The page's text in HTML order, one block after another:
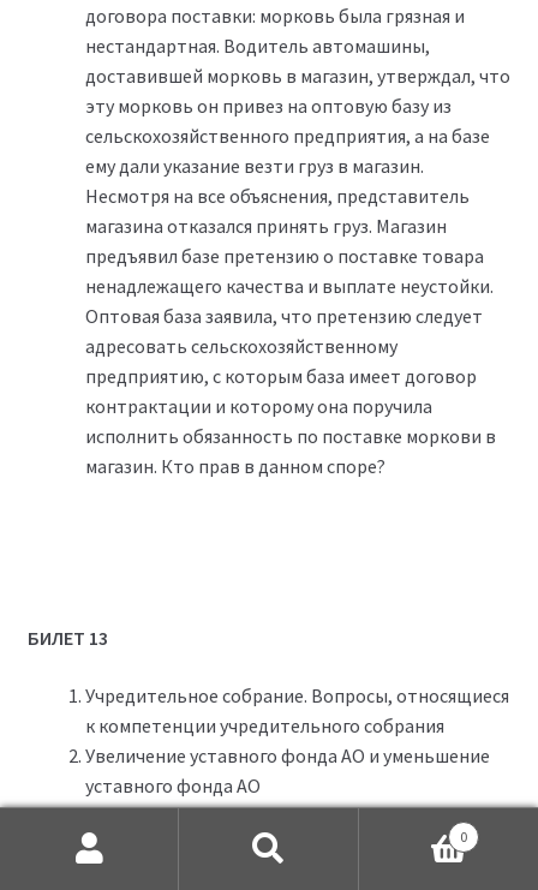
договора поставки: морковь была грязная и
нестандартная. Водитель автомашины,
доставившей морковь в магазин, утверждал, что
эту морковь он привез на оптовую базу из
сельскохозяйственного предприятия, а на базе
ему дали указание везти груз в магазин.
Несмотря на все объяснения, представитель
магазина отказался принять груз. Магазин
предъявил базе претензию о поставке товара
ненадлежащего качества и выплате неустойки.
Оптовая база заявила, что претензию следует
адресовать сельскохозяйственному
предприятию, с которым база имеет договор
контрактации и которому она поручила
исполнить обязанность по поставке моркови в
магазин. Кто прав в данном споре?
БИЛЕТ 13
Учредительное собрание. Вопросы, относящиеся
к компетенции учредительного собрания
Увеличение уставного фонда АО и уменьшение
уставного фонда АО
Иванов обратился к ООО «ЗаймСейчас» в
гражданский суд о признании пунктов договора
0